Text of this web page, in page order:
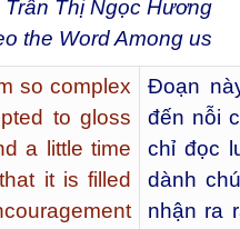
Thị Ngọc Hương
the Word Among us
so complex
to gloss
a little time
it is filled
Đoạn
đến nỗi
chỉ đọc
dành
nhận ra